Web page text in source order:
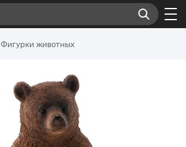
Фигурки животных